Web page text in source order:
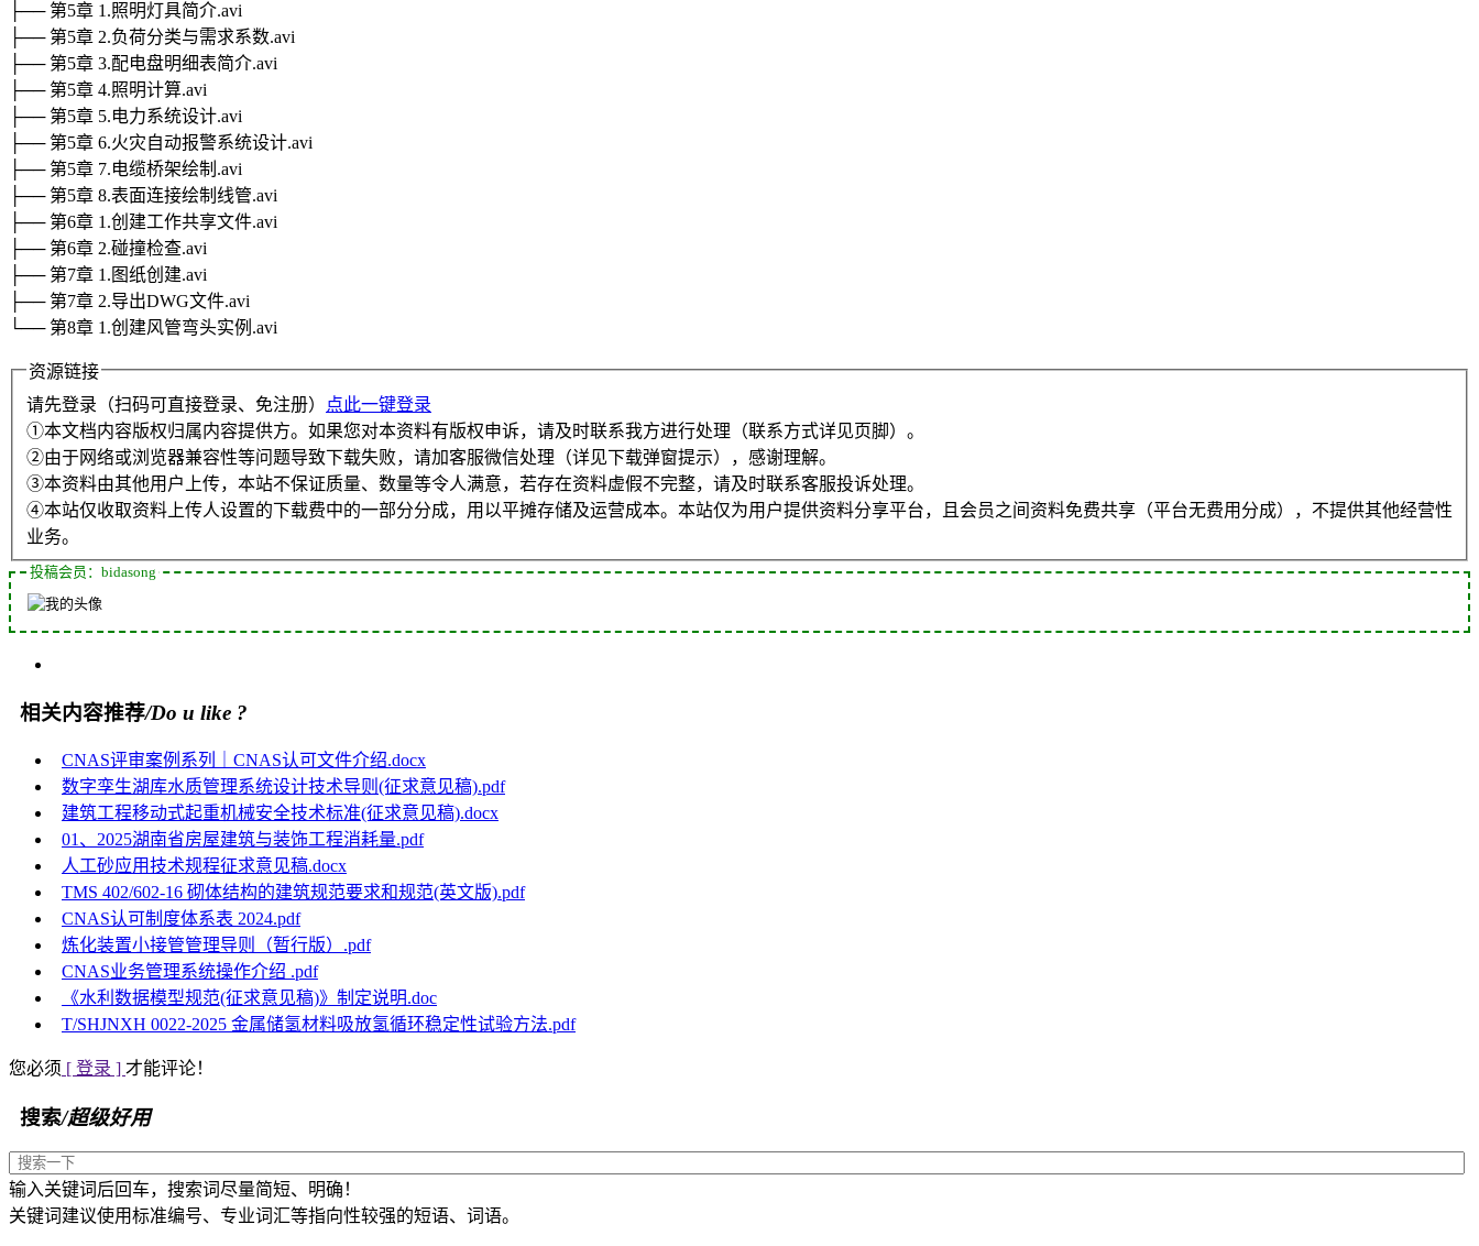
├── 第5章 1.照明灯具简介.avi
├── 第5章 2.负荷分类与需求系数.avi
├── 第5章 3.配电盘明细表简介.avi
├── 第5章 4.照明计算.avi
├── 第5章 5.电力系统设计.avi
├── 第5章 6.火灾自动报警系统设计.avi
├── 第5章 7.电缆桥架绘制.avi
├── 第5章 8.表面连接绘制线管.avi
├── 第6章 1.创建工作共享文件.avi
├── 第6章 2.碰撞检查.avi
├── 第7章 1.图纸创建.avi
├── 第7章 2.导出DWG文件.avi
└── 第8章 1.创建风管弯头实例.avi
资源链接
请先登录（扫码可直接登录、免注册）
点此一键登录
①本文档内容版权归属内容提供方。如果您对本资料有版权申诉，请及时联系我方进行处理（联系方式详见页脚）。
②由于网络或浏览器兼容性等问题导致下载失败，请加客服微信处理（详见下载弹窗提示），感谢理解。
③本资料由其他用户上传，本站不保证质量、数量等令人满意，若存在资料虚假不完整，请及时联系客服投诉处理。
④本站仅收取资料上传人设置的下载费中的一部分分成，用以平摊存储及运营成本。本站仅为用户提供资料分享平台，且会员之间资料免费共享（平台无费用分成），不提供其他经营性
业务。
投稿会员：bidasong
相关内容推荐/Do u like ?
CNAS评审案例系列｜CNAS认可文件介绍.docx
数字孪生湖库水质管理系统设计技术导则(征求意见稿).pdf
建筑工程移动式起重机械安全技术标准(征求意见稿).docx
01、2025湖南省房屋建筑与装饰工程消耗量.pdf
人工砂应用技术规程征求意见稿.docx
TMS 402/602-16 砌体结构的建筑规范要求和规范(英文版).pdf
CNAS认可制度体系表 2024.pdf
炼化装置小接管管理导则（暂行版）.pdf
CNAS业务管理系统操作介绍 .pdf
《水利数据模型规范(征求意见稿)》制定说明.doc
T/SHJNXH 0022-2025 金属储氢材料吸放氢循环稳定性试验方法.pdf
您必须 [ 登录 ] 才能评论！
搜索/超级好用
输入关键词后回车，搜索词尽量简短、明确！
关键词建议使用标准编号、专业词汇等指向性较强的短语、词语。